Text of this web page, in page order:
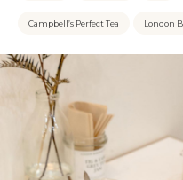
Campbell’s Perfect Tea London